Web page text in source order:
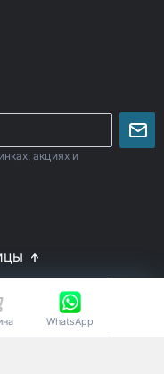
акциях и
WhatsApp